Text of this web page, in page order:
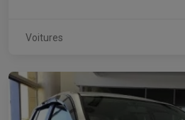
Voitures